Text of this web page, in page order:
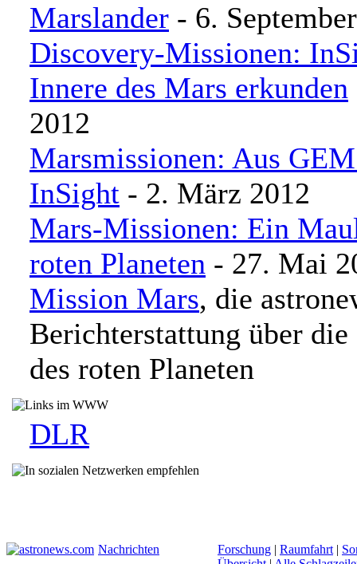
Marslander - 6.
Discovery-Missionen:
Innere des Mars erkunden
2012
Marsmissionen: Aus
InSight - 2. März 2012
Mars-Missionen: Ein
roten Planeten - 27. Mai
Mission Mars, die
Berichterstattung über
des roten Planeten
DLR
Nachrichten Forschung | Raumfahrt |